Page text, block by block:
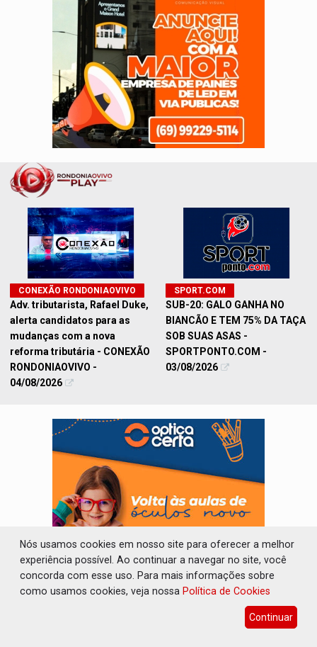
CONEXÃO RONDONIAOVIVO
Adv. tributarista, Rafael Duke,
alerta candidatos para as
mudanças com a nova
reforma tributária - CONEXÃO
RONDONIAOVIVO -
04/08/2026
SPORT.COM
SUB-20: GALO GANHA NO
BIANCÃO E TEM 75% DA TAÇA
SOB SUAS ASAS -
SPORTPONTO.COM -
03/08/2026
Nós usamos cookies em nosso site para oferecer a melhor
experiência possível. Ao continuar a navegar no site, você
concorda com esse uso. Para mais informações sobre
como usamos cookies, veja nossa Política de Cookies
Continuar